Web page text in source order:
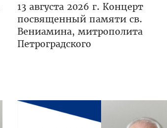
13 августа 2026 г. Концерт
посвященный памяти св.
Вениамина, митрополита
Петроградского